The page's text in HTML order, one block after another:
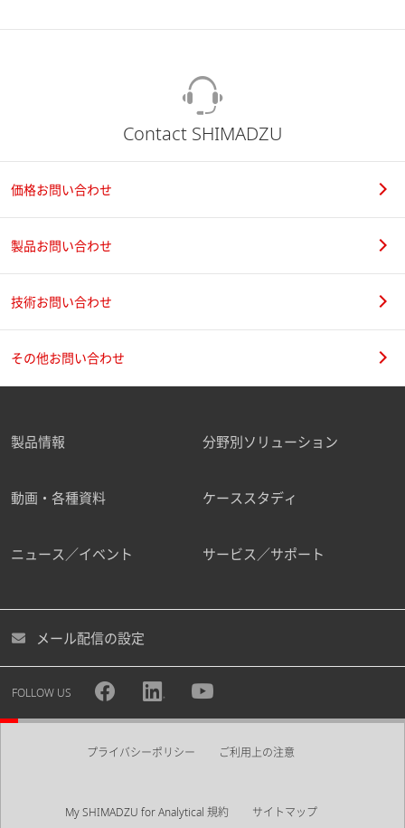
Contact SHIMADZU
価格お問い合わせ
製品お問い合わせ
技術お問い合わせ
その他お問い合わせ
製品情報 分野別ソリューション
動画・各種資料 ケーススタディ
ニュース／イベント サービス／サポート
メール配信の設定
FOLLOW US
プライバシーポリシー ご利用上の注意
My SHIMADZU for Analytical 規約 サイトマップ